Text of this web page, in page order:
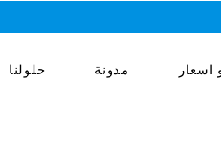
حلولنا مدونة